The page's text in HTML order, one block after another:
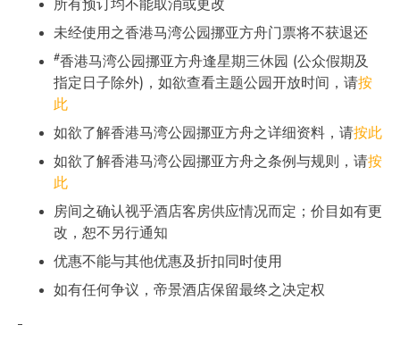
所有预订均不能取消或更改
未经使用之香港马湾公园挪亚方舟门票将不获退还
#香港马湾公园挪亚方舟逢星期三休园 (公众假期及
指定日子除外)，如欲查看主题公园开放时间，请按
此
如欲了解香港马湾公园挪亚方舟之详细资料，请按此
如欲了解香港马湾公园挪亚方舟之条例与规则，请按
此
房间之确认视乎酒店客房供应情况而定；价目如有更
改，恕不另行通知
优惠不能与其他优惠及折扣同时使用
如有任何争议，帝景酒店保留最终之决定权